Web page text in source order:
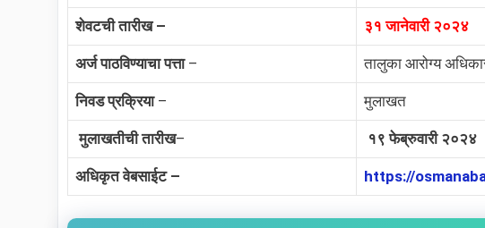
शेवटची तारीख – ३१ जानेवारी २०२४
अर्ज पाठविण्याचा पत्ता– तालुका आरोग्य
निवड प्रक्रिया– मुलाखत
मुलाखतीची तारीख– १९ फेब्रुवारी २०२४
अधिकृत वेबसाईट – https://